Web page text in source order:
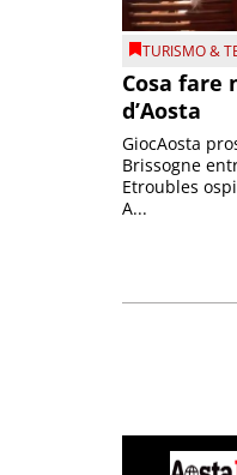
TURISMO &
Cosa
d’Aosta
GiocAosta
Brissogne
Etroubles
A...